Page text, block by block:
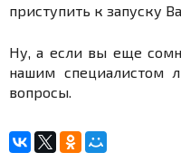
приступить к запуску
Ну, а если вы еще
нашим специалистом
вопросы.